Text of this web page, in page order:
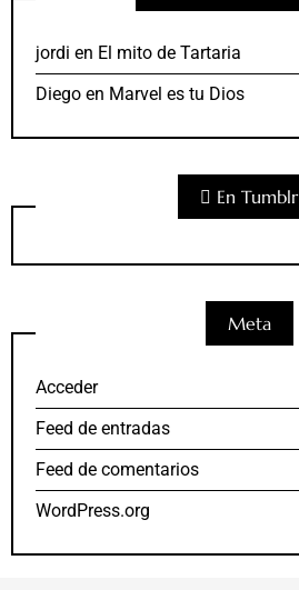
jordi en El mito de Tartaria
Diego en Marvel es tu Dios
En Tumblr
Meta
Acceder
Feed de entradas
Feed de comentarios
WordPress.org